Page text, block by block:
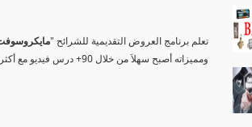
تعلم برنامج العروض التقديمية للشرائح "
ومميزاته أصبح سهلاَ من خلال 90+ درس فيديو مع أكثر من 4 ساعات من المستوى التمهيدي وصولاَ �